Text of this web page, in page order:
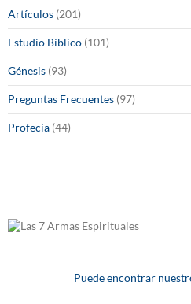
Artículos (201)
Estudio Bíblico (101)
Génesis (93)
Preguntas Frecuentes (97)
Profecía (44)
Puede encontrar